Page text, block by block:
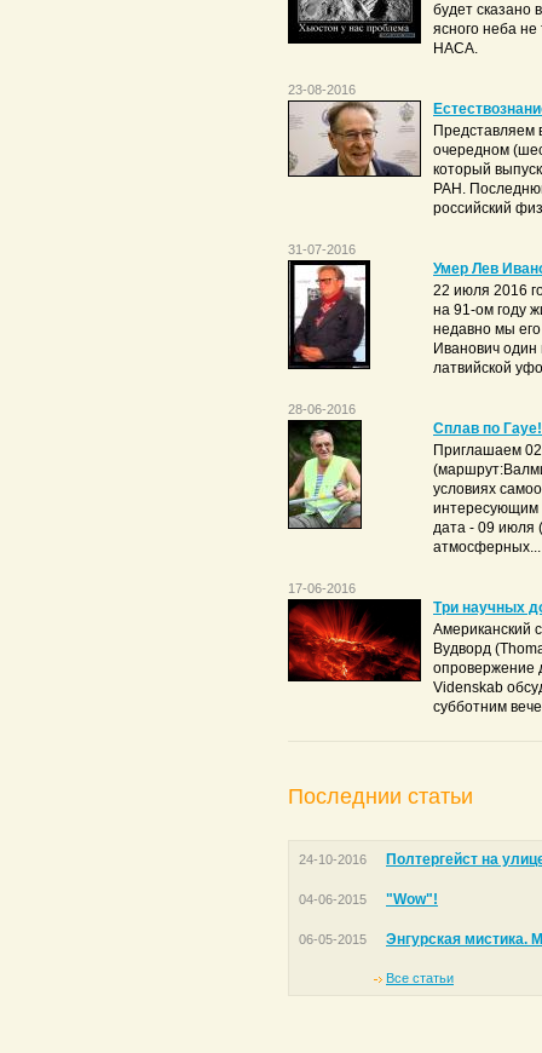
будет сказано
ясного неба
НАСА.
23-08-2016
Представляем
очередном
который
РАН.
российский
31-07-2016
Умер Лев
22 июля 2016
на 91-ом году
недавно мы
Иванович один
латвийской
28-06-2016
Сплав по Гауе!
Приглашаем
условиях
интересующим
дата - 09 июля
атмосферных...
17-06-2016
Три научных
Американский
Вудворд
опровержение
Videnskab
субботним
Последнии статьи
24-10-2016 Полтергейст на
04-06-2015 "Wow"!
06-05-2015 Энгурская мистика.
Все статьи